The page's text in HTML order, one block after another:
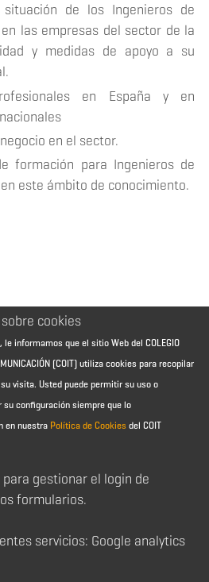
de los Ingenieros de
las empresas del sector de la
y medidas de apoyo a su
en España y en
en el sector.
formación para Ingenieros de
este ámbito de conocimiento.
cookies
informamos que el sitio Web del COLEGIO
(COIT) utiliza cookies para recopilar
visita. Usted puede permitir su uso o
configuración siempre que lo
en nuestra Política de Cookies del COIT
gestionar el login de
formularios.
servicios: Google analytics